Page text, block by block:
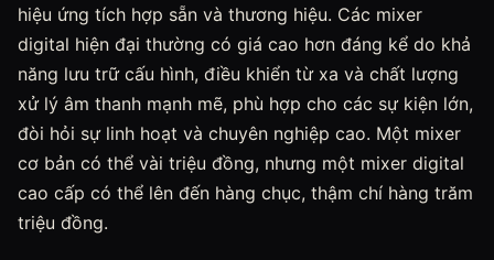
hiệu ứng tích hợp sẵn và thương hiệu. Các mixer
digital hiện đại thường có giá cao hơn đáng kể do khả
năng lưu trữ cấu hình, điều khiển từ xa và chất lượng
xử lý âm thanh mạnh mẽ, phù hợp cho các sự kiện lớn,
đòi hỏi sự linh hoạt và chuyên nghiệp cao. Một mixer
cơ bản có thể vài triệu đồng, nhưng một mixer digital
cao cấp có thể lên đến hàng chục, thậm chí hàng trăm
triệu đồng.